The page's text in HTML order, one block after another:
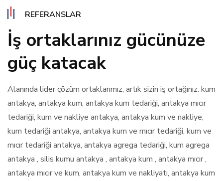
REFERANSLAR
İş ortaklarınız gücünüze
güç katacak
Alanında lider çözüm ortaklarımız, artık sizin iş ortağınız. kum
antakya, antakya kum, antakya kum tedariği, antakya mıcır
tedariği, kum ve nakliye antakya, antakya kum ve nakliye,
kum tedariği antakya, antakya kum ve mıcır tedariği, kum ve
mıcır tedariği antakya, antakya agrega tedariği, kum agrega
antakya , silis kumu antakya , antakya kum , antakya mıcır ,
antakya mıcır ve kum, antakya kum ve nakliyatı, antakya kum